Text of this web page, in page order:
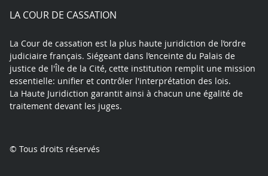
LA COUR DE CASSATION
La Cour de cassation est la plus haute juridiction de l’ordre
judiciaire français. Siégeant dans l’enceinte du Palais de
justice de l'Île de la Cité, cette institution remplit une mission
essentielle: unifier et contrôler l'interprétation des lois.
La Haute Juridiction garantit ainsi à chacun une égalité de
traitement devant les juges.
© Tous droits réservés